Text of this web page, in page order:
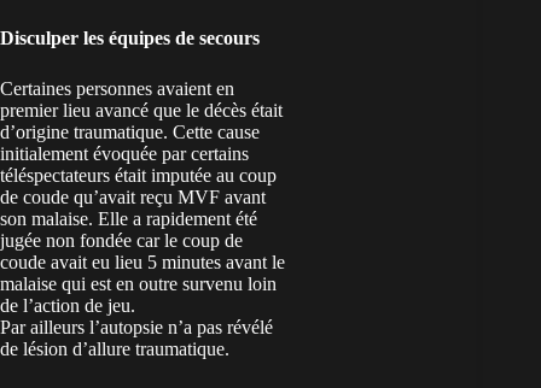
Disculper les équipes de secours
Certaines personnes avaient en
premier lieu avancé que le décès était
d’origine traumatique. Cette cause
initialement évoquée par certains
téléspectateurs était imputée au coup
de coude qu’avait reçu MVF avant
son malaise. Elle a rapidement été
jugée non fondée car le coup de
coude avait eu lieu 5 minutes avant le
malaise qui est en outre survenu loin
de l’action de jeu.
Par ailleurs l’autopsie n’a pas révélé
de lésion d’allure traumatique.